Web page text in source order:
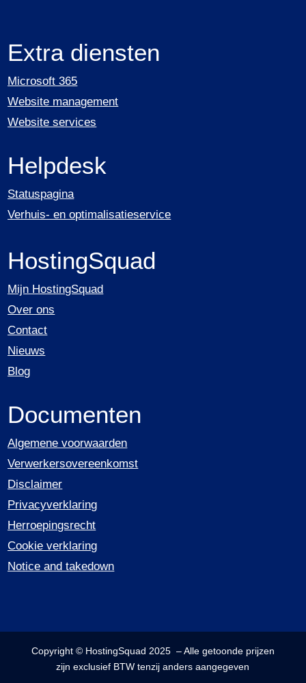
Extra diensten
Microsoft 365
Website management
Website services
Helpdesk
Statuspagina
Verhuis- en optimalisatieservice
HostingSquad
Mijn HostingSquad
Over ons
Contact
Nieuws
Blog
Documenten
Algemene voorwaarden
Verwerkersovereenkomst
Disclaimer
Privacyverklaring
Herroepingsrecht
Cookie verklaring
Notice and takedown
Copyright © HostingSquad 2025 –Alle getoonde prijzen
zijn exclusief BTW tenzij anders aangegeven